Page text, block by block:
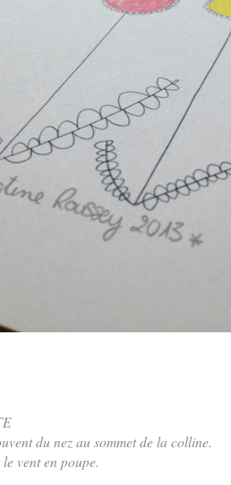
du nez au sommet de la colline.
vent en poupe.